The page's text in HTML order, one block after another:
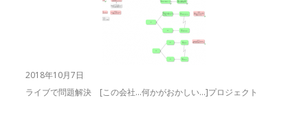
2018年10月7日
ライブで問題解決 [この会社…何かがおかしい…]プロジェクト